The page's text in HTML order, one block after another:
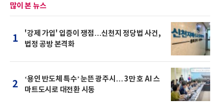
많이 본 뉴스
1
'강제 가입' 입증이 쟁점…신천지 정당법 사건,
법정 공방 본격화
2
‘용인 반도체 특수’ 눈뜬 광주시… 3만 호 AI 스
마트도시로 대전환 시동